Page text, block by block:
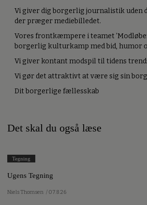
Vi giver dig borgerlig journalistik uden
der præger mediebilledet.
Vores frontkæmpere i teamet
borgerlig kulturkamp med bid, humor
Vi giver kontant modspil til tidens
Vi gør det attraktivt at være sig sin
Dit borgerlige fællesskab
Det skal du også læse
Tegning
Ugens Tegning
Niels Thomsen / 07.8.26